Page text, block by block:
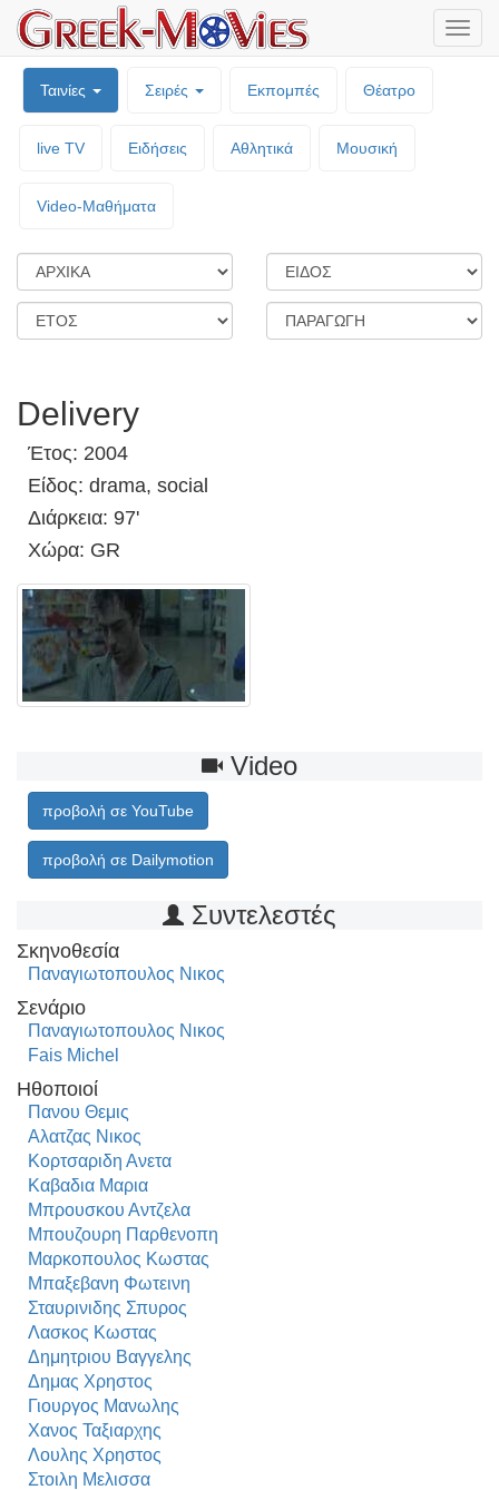
Ταινίες Σειρές Εκπομπές Θέατρο
live TV Ειδήσεις Αθλητικά Μουσική
Video-Mαθήματα
Delivery
Έτος: 2004
Είδος: drama, social
Διάρκεια: 97'
Χώρα: GR
Video
προβολή σε YouTube
προβολή σε Dailymotion
Συντελεστές
Σκηνοθεσία
Παναγιωτοπουλος Νικος
Σενάριο
Παναγιωτοπουλος Νικος
Fais Michel
Ηθοποιοί
Πανου Θεμις
Αλατζας Νικος
Κορτσαριδη Ανετα
Καβαδια Μαρια
Μπρουσκου Αντζελα
Μπουζουρη Παρθενοπη
Μαρκοπουλος Κωστας
Μπαξεβανη Φωτεινη
Σταυρινιδης Σπυρος
Λασκος Κωστας
Δημητριου Βαγγελης
Δημας Χρηστος
Γιουργος Μανωλης
Χανος Ταξιαρχης
Λουλης Χρηστος
Στοιλη Μελισσα